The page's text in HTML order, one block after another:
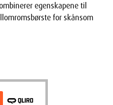
egenskapene til
for skånsom